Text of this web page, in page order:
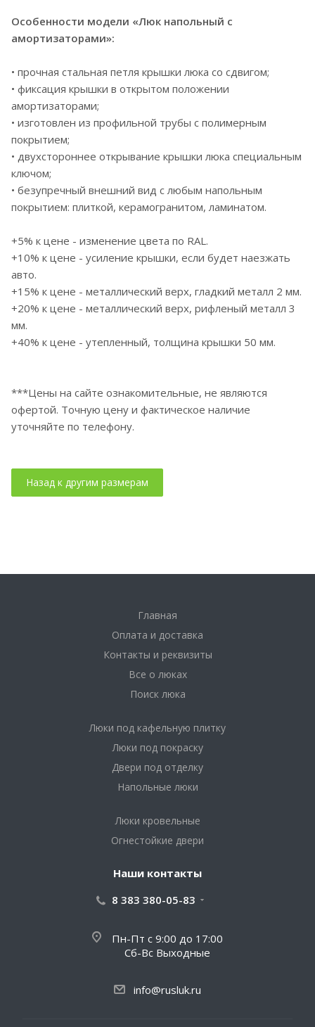
Особенности модели «Люк напольный с
амортизаторами»:
• прочная стальная петля крышки люка со сдвигом;
• фиксация крышки в открытом положении
амортизаторами;
• изготовлен из профильной трубы с полимерным
покрытием;
• двухстороннее открывание крышки люка специальным
ключом;
• безупречный внешний вид с любым напольным
покрытием: плиткой, керамогранитом, ламинатом.
+5% к цене - изменение цвета по RAL.
+10% к цене - усиление крышки, если будет наезжать
авто.
+15% к цене - металлический верх, гладкий металл 2 мм.
+20% к цене - металлический верх, рифленый металл 3
мм.
+40% к цене - утепленный, толщина крышки 50 мм.
***Цены на сайте ознакомительные, не являются
офертой. Точную цену и фактическое наличие
уточняйте по телефону.
Главная
Оплата и доставка
Контакты и реквизиты
Все о люках
Поиск люка
Люки под кафельную плитку
Люки под покраску
Двери под отделку
Напольные люки
Люки кровельные
Огнестойкие двери
Наши контакты
8 383 380-05-83
Пн-Пт с 9:00 до 17:00
Сб-Вс Выходные
info@rusluk.ru